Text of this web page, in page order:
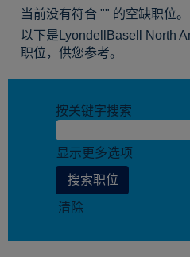
当前没有符合 "" 的空缺职位。
以下是LyondellBasell North
职位，供您参考。
按关键字搜索
显示更多选项
清除